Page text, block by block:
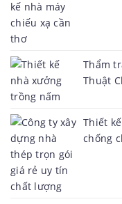
Thẩm
Thuật
Thiết
chống